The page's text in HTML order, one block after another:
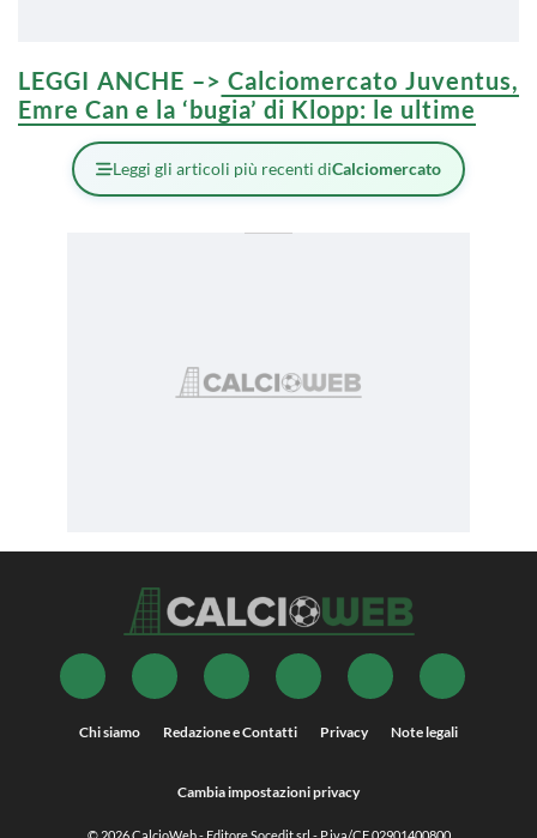
LEGGI ANCHE –> Calciomercato Juventus,
Emre Can e la ‘bugia’ di Klopp: le ultime
Leggi gli articoli più recenti diCalciomercato
Chi siamo Redazione e Contatti Privacy Note legali
Cambia impostazioni privacy